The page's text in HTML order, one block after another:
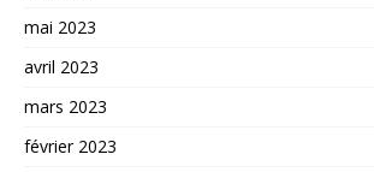
mai 2023
avril 2023
mars 2023
février 2023